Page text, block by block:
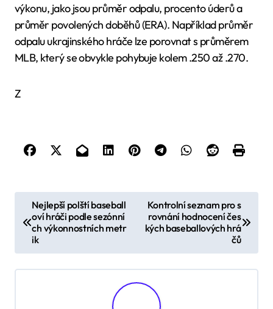
výkonu, jako jsou průměr odpalu, procento úderů a
průměr povolených doběhů (ERA). Například průměr
odpalu ukrajinského hráče lze porovnat s průměrem
MLB, který se obvykle pohybuje kolem .250 až .270.
Z
o
Nejlepší polští baseball
oví hráči podle sezónní
ch výkonnostních metr
ik
Kontrolní seznam pro s
rovnání hodnocení čes
kých baseballových hrá
čů